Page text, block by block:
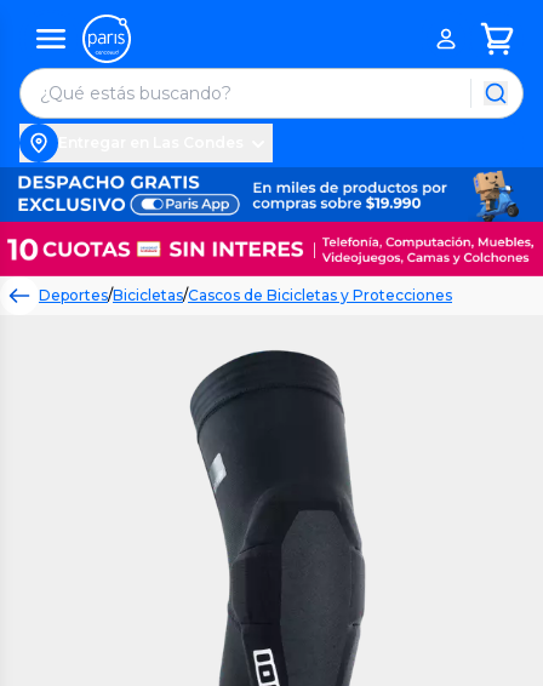
Deportes/Bicicletas/Cascos de Bicicletas y Protecciones